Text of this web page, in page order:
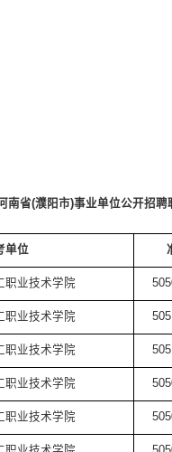
南省(濮阳市)事业单位公开招
单位
职业技术学院
职业技术学院
职业技术学院
职业技术学院
职业技术学院